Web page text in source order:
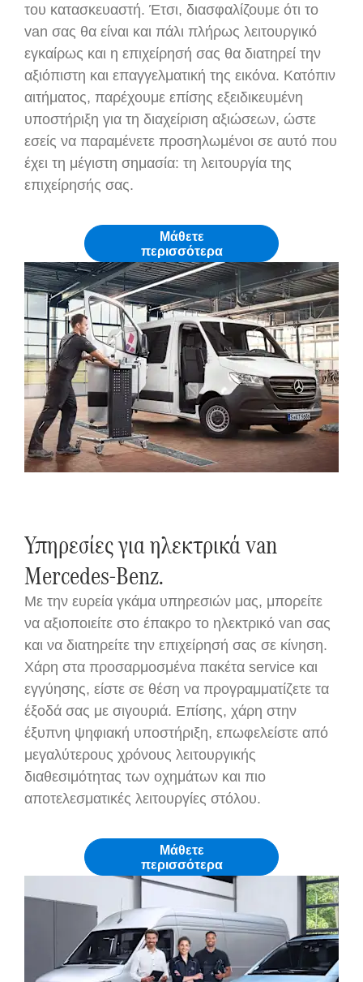
του κατασκευαστή. Έτσι, διασφαλίζουμε ότι το
van σας θα είναι και πάλι πλήρως λειτουργικό
εγκαίρως και η επιχείρησή σας θα διατηρεί την
αξιόπιστη και επαγγελματική της εικόνα. Κατόπιν
αιτήματος, παρέχουμε επίσης εξειδικευμένη
υποστήριξη για τη διαχείριση αξιώσεων, ώστε
εσείς να παραμένετε προσηλωμένοι σε αυτό που
έχει τη μέγιστη σημασία: τη λειτουργία της
επιχείρησής σας.
Μάθετε
περισσότερα
Υπηρεσίες για ηλεκτρικά van
Mercedes-Benz.
Με την ευρεία γκάμα υπηρεσιών μας, μπορείτε
να αξιοποιείτε στο έπακρο το ηλεκτρικό van σας
και να διατηρείτε την επιχείρησή σας σε κίνηση.
Χάρη στα προσαρμοσμένα πακέτα service και
εγγύησης, είστε σε θέση να προγραμματίζετε τα
έξοδά σας με σιγουριά. Επίσης, χάρη στην
έξυπνη ψηφιακή υποστήριξη, επωφελείστε από
μεγαλύτερους χρόνους λειτουργικής
διαθεσιμότητας των οχημάτων και πιο
αποτελεσματικές λειτουργίες στόλου.
Μάθετε
περισσότερα